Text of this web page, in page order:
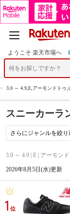
ようこそ 楽天市場へ
3.0 ～ 4.9,E,アーモンドトゥ
スニーカーラ
3.0 ～ 4.9 | E | アーモン
2026年8月5日(水)更新
1位